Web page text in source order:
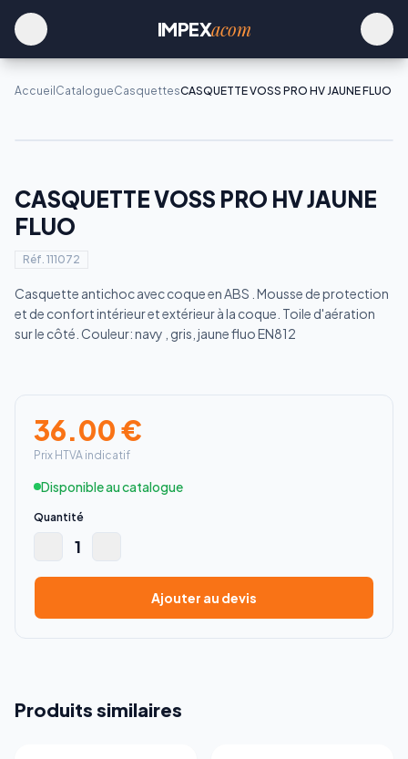
IMPEXacom
Accueil CatalogueCasquettesCASQUETTE VOSS PRO HV JAUNE FLUO
CASQUETTE VOSS PRO HV JAUNE
FLUO
Réf. 111072
Casquette antichoc avec coque en ABS . Mousse de protection
et de confort intérieur et extérieur à la coque. Toile d'aération
sur le côté. Couleur: navy , gris, jaune fluo EN812
36.00€
Prix HTVA indicatif
Disponible au catalogue
Quantité
1
Ajouter au devis
Produits similaires